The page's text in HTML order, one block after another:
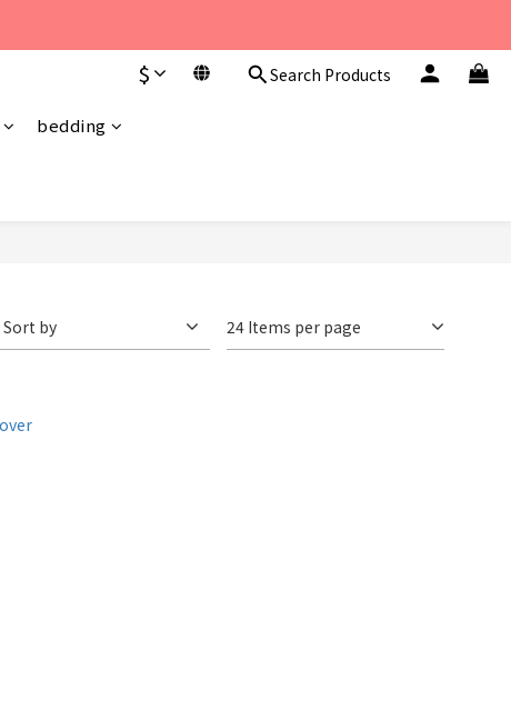
$ Search Products
bedding
Sort by 24 Items per page